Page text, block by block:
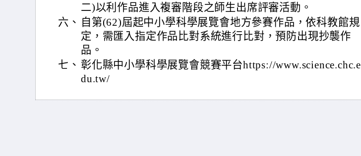
二)以利作品進入複審階段之師生出席評審活動。
六、 自第(62)屆起中小學科學展覽會地方參賽作品，依科教館規
定，需匯入指定作品比對系統進行比對，預防出現抄襲作
品。
七、 彰化縣中小學科學展覽會競賽平台https://www.science.chc.e
du.tw/